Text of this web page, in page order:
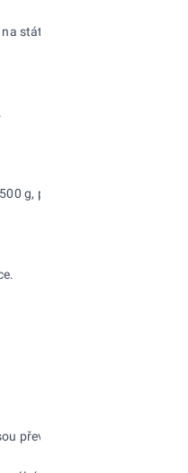
příslušnost), od
g, pokud přežije 24 hodin
převzaty z údajů Ústavu